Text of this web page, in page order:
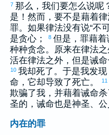
7 那么，我们要怎么说呢
是！然而，要不是藉着
罪。如果律法没有说“不
是贪心；
8 但是，罪藉着
种种贪念。原来在律法
活在律法之外，但是诫
10 我却死了。于是我发
命，它却导致了死亡。
11
欺骗了我，并藉着诫命杀
圣的，诫命也是神圣、公
内在的罪